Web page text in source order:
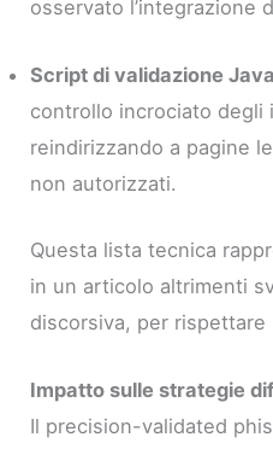
osservato l’integrazione
Script di validazione
controllo incrociato degli
reindirizzando a pagine
non autorizzati.
Questa lista tecnica
in un articolo altrimenti
discorsiva, per
Impatto sulle strategie
Il precision-validated